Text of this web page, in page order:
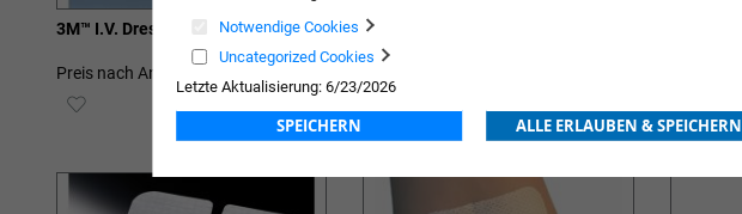
3M™ I.V. Dressing
Preis nach Anmeldung
WUNSCHLISTE WUNSCHLISTE
Askina®
Preis
Notwendige Cookies
Uncategorized Cookies
Letzte Aktualisierung: 6/23/2026
SPEICHERN ALLE ERLAUBEN & SPEICHERN